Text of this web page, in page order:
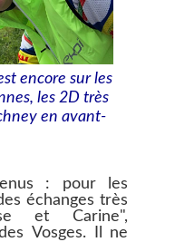
encore sur les
les 2D très
en avant-
: pour les
échanges très
et Carine",
Vosges. Il ne